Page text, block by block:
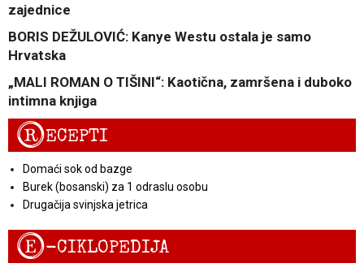
zajednice
BORIS DEŽULOVIĆ: Kanye Westu ostala je samo
Hrvatska
„MALI ROMAN O TIŠINI“: Kaotična, zamršena i duboko
intimna knjiga
RECEPTI
Domaći sok od bazge
Burek (bosanski) za 1 odraslu osobu
Drugačija svinjska jetrica
E-CIKLOPEDIJA